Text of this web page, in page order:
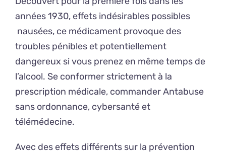
années 1930, effets indésirables possibles
nausées, ce médicament provoque des
troubles pénibles et potentiellement
dangereux si vous prenez en même temps de
l’alcool. Se conformer strictement à la
prescription médicale, commander Antabuse
sans ordonnance, cybersanté et
télémédecine.
Avec des effets différents sur la prévention